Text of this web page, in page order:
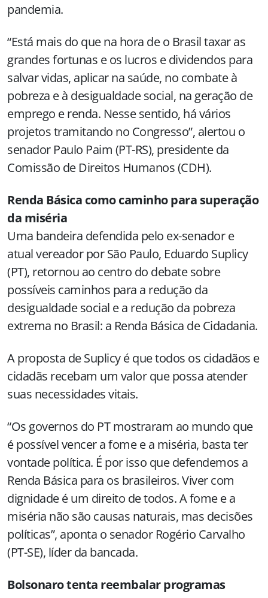
pandemia.
“Está mais do que na hora de o Brasil taxar as
grandes fortunas e os lucros e dividendos para
salvar vidas, aplicar na saúde, no combate à
pobreza e à desigualdade social, na geração de
emprego e renda. Nesse sentido, há vários
projetos tramitando no Congresso”, alertou o
senador Paulo Paim (PT-RS), presidente da
Comissão de Direitos Humanos (CDH).
Renda Básica como caminho para superação
da miséria
Uma bandeira defendida pelo ex-senador e
atual vereador por São Paulo, Eduardo Suplicy
(PT), retornou ao centro do debate sobre
possíveis caminhos para a redução da
desigualdade social e a redução da pobreza
extrema no Brasil: a Renda Básica de Cidadania.
A proposta de Suplicy é que todos os cidadãos e
cidadãs recebam um valor que possa atender
suas necessidades vitais.
“Os governos do PT mostraram ao mundo que
é possível vencer a fome e a miséria, basta ter
vontade política. É por isso que defendemos a
Renda Básica para os brasileiros. Viver com
dignidade é um direito de todos. A fome e a
miséria não são causas naturais, mas decisões
políticas”, aponta o senador Rogério Carvalho
(PT-SE), líder da bancada.
Bolsonaro tenta reembalar programas